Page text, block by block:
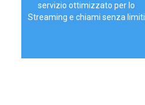
servizio ottimizzato per lo
Streaming e chiami senza limiti